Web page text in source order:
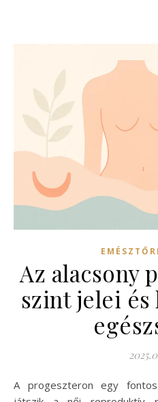
Az alacsony
szint jelei és
A progeszteron egy fontos hormon, amely szerepet